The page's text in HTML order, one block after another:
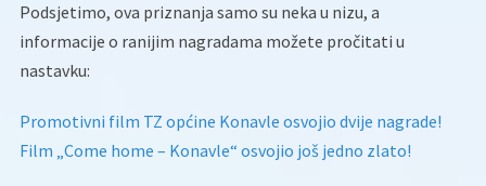
Podsjetimo, ova priznanja samo su neka u nizu, a
informacije o ranijim nagradama možete pročitati u
nastavku:
Promotivni film TZ općine Konavle osvojio dvije nagrade!
Film „Come home – Konavle“ osvojio još jedno zlato!